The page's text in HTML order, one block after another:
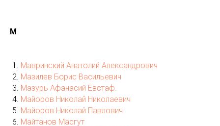
М
Мавринский Анатолий Александрович
Мазилев Борис Васильевич
Мазурь Афанасий Евстаф.
Майоров Николай Николаевич
Майоров Николай Павлович
Майтанов Масгут